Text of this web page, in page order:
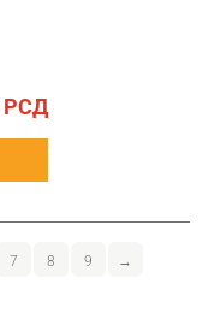
РСД
7 8 9 →